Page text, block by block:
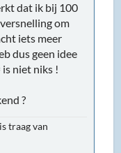
dat ik bij 100
om
iets meer
dus geen idee
is niet niks !
?
traag van